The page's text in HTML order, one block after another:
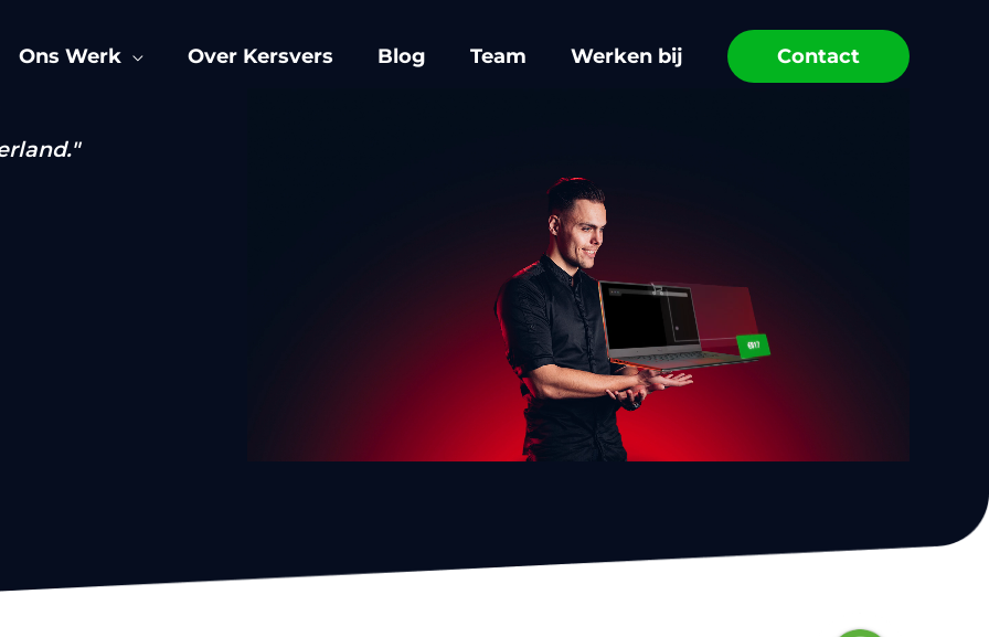
Ons Werk Over Kersvers Blog Team Werken bij Contact